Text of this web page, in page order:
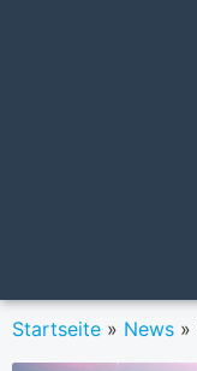
Startseite » News »